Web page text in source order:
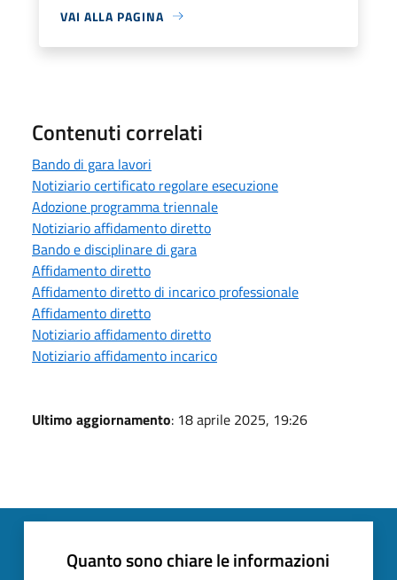
VAI ALLA PAGINA
Contenuti correlati
Bando di gara lavori
Notiziario certificato regolare esecuzione
Adozione programma triennale
Notiziario affidamento diretto
Bando e disciplinare di gara
Affidamento diretto
Affidamento diretto di incarico professionale
Affidamento diretto
Notiziario affidamento diretto
Notiziario affidamento incarico
Ultimo aggiornamento: 18 aprile 2025, 19:26
Quanto sono chiare le informazioni